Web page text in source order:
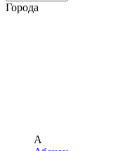
Города
А